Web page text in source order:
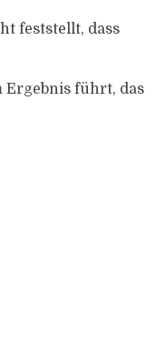
feststellt, dass
Ergebnis führt, das